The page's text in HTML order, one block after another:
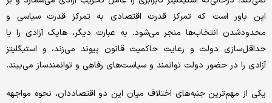
این باور است که تمرکز قدرت اقتصادی به تمرکز قدرت سیاسی و
محدودشدن انتخاب‌ها منجر می‌شود. به عبارت دیگر،‌ هایک آزادی را با
حداقل‌سازی دولت و رعایت حاکمیت قانون پیوند می‌زند، و استیگلیتز
آزادی را در حضور دولت توانمند و سیاست‌های رفاهی و توانمندساز می‌بیند.
یکی از مهم‌ترین جنبه‌های اختلاف میان این دو اقتصاددان، نحوه مواجهه